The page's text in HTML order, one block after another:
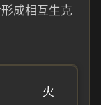
成相互生克
火